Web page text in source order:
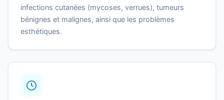
infections cutanées (mycoses, verrues), tumeurs
bénignes et malignes, ainsi que les problèmes
esthétiques.